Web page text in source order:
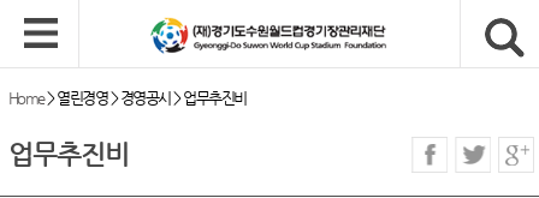
Home>열린경영>경영공시 >업무추진비
업무추진비